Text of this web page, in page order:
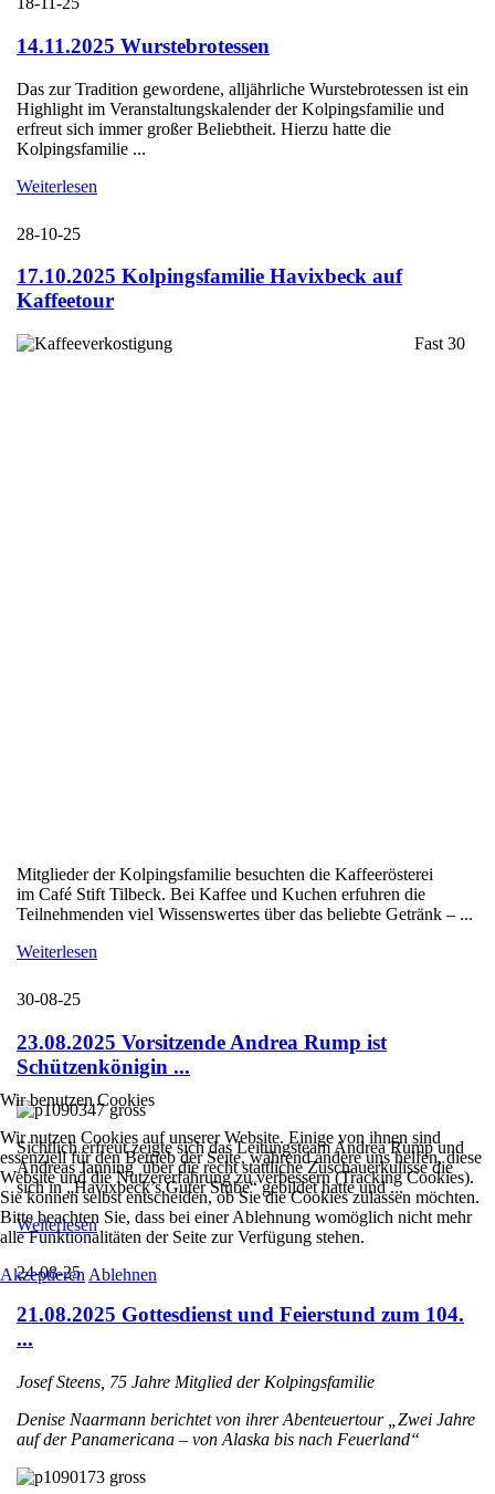
14.11.2025 Wurstebrotessen
Das zur Tradition gewordene, alljährliche Wurstebrotessen ist ein
Highlight im Veranstaltungskalender der Kolpingsfamilie und
erfreut sich immer großer Beliebtheit. Hierzu hatte die
Kolpingsfamilie ...
Weiterlesen
28-10-25
17.10.2025 Kolpingsfamilie Havixbeck auf
Kaffeetour
Fast 30
Mitglieder der Kolpingsfamilie besuchten die Kaffeerösterei
im Café Stift Tilbeck. Bei Kaffee und Kuchen erfuhren die
Teilnehmenden viel Wissenswertes über das beliebte Getränk – ...
Weiterlesen
30-08-25
23.08.2025 Vorsitzende Andrea Rump ist
Schützenkönigin ...
Sichtlich erfreut zeigte sich das Leitungsteam Andrea Rump und
Andreas Janning über die recht stattliche Zuschauerkulisse die
sich in „Havixbeck’s Guter Stube“ gebildet hatte und ...
Weiterlesen
24-08-25
21.08.2025 Gottesdienst und Feierstund zum 104.
...
Josef Steens, 75 Jahre Mitglied der Kolpingsfamilie
Denise Naarmann berichtet von ihrer Abenteuertour „Zwei Jahre
auf der Panamericana – von Alaska bis nach Feuerland“
Wir benutzen Cookies
Wir nutzen Cookies auf unserer Website. Einige von ihnen sind
essenziell für den Betrieb der Seite, während andere uns helfen, diese
Website und die Nutzererfahrung zu verbessern (Tracking Cookies).
Sie können selbst entscheiden, ob Sie die Cookies zulassen möchten.
Bitte beachten Sie, dass bei einer Ablehnung womöglich nicht mehr
alle Funktionalitäten der Seite zur Verfügung stehen.
Akzeptieren Ablehnen